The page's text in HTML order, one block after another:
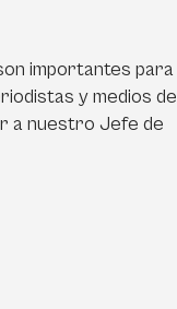
importantes para
y medios de
a nuestro Jefe de